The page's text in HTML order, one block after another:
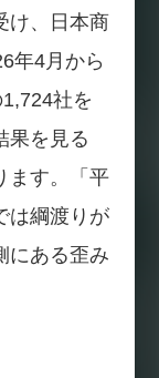
け、日本商
年4月から
社を
果を見る
ます。「平
は綱渡りが
にある歪み